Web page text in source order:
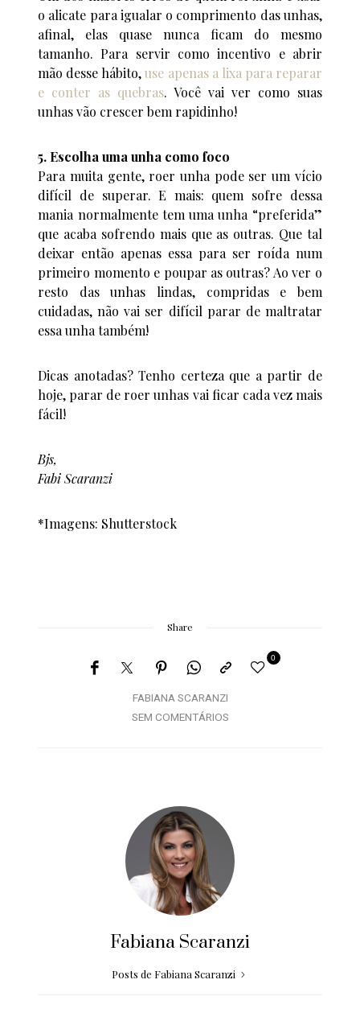
o alicate para igualar o comprimento das unhas,
afinal, elas quase nunca ficam do mesmo
tamanho. Para servir como incentivo e abrir
mão desse hábito,use apenas a lixa para reparar
e conter as quebras. Você vai ver como suas
unhas vão crescer bem rapidinho!
5. Escolha uma unha como foco
Para muita gente, roer unha pode ser um vício
difícil de superar. E mais: quem sofre dessa
mania normalmente tem uma unha “preferida”
que acaba sofrendo mais que as outras. Que tal
deixar então apenas essa para ser roída num
primeiro momento e poupar as outras? Ao ver o
resto das unhas lindas, compridas e bem
cuidadas, não vai ser difícil parar de maltratar
essa unha também!
Dicas anotadas? Tenho certeza que a partir de
hoje, parar de roer unhas vai ficar cada vez mais
fácil!
Bjs,
Fabi Scaranzi
*Imagens: Shutterstock
Share
FABIANA SCARANZI
0
SEM COMENTÁRIOS
Fabiana Scaranzi
Posts de Fabiana Scaranzi